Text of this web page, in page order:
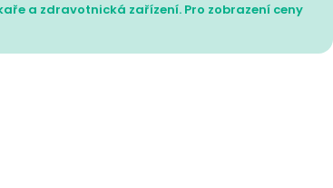
a zdravotnická zařízení. Pro zobrazení ceny